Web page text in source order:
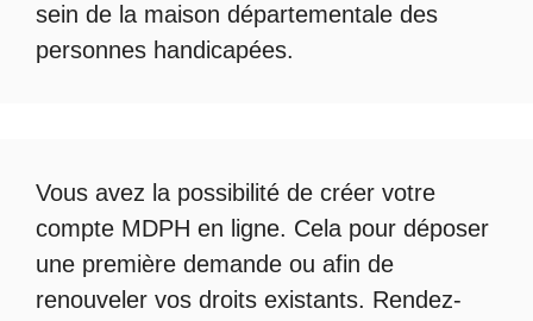
sein de la maison départementale des
personnes handicapées.
Vous avez la possibilité de créer votre
compte MDPH en ligne. Cela pour déposer
une première demande ou afin de
renouveler vos droits existants. Rendez-